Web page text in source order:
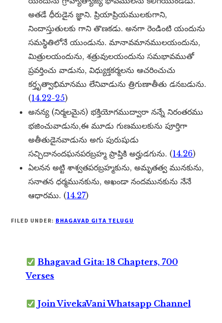
అతడే ధీరుడైన జ్ఞాని. ప్రియాప్రియములకుగాని,
నిందాస్తుతులకు గాని తొణకడు. అనగా రెండింటి యందును
సమస్థితిలోనే యుండును. మానావమానములయందును,
మిత్రులయందును, శత్రువులయందును సమభావముతో
ప్రవర్తించు వాడును, విధ్యుక్తకర్మలను ఆచరించుచు
కర్తృత్వాభిమానము లేనివాడును త్రిగుణాతీతు డనబడును.
(14.22-25)
అనన్య (నిర్మలమైన) భక్తియోగముద్వారా నన్నే నిరంతరము
భజించువాడును,ఈ మూడు గుణములకును పూర్తిగా
అతీతుడైనవాడును అగు పురుషుడు
సచ్చిదానందఘనపరబ్రహ్మ ప్రాప్తికి అర్హుడగును. (14.26)
ఏలనన అట్టి శాశ్వతపరబ్రహ్మకును, అమృతత్వ మునకును,
సనాతన ధర్మమునకును, అఖండా నందమునకును నేనే
ఆధారము. (14.27)
FILED UNDER: BHAGAVAD GITA TELUGU
Bhagavad Gita: 18 Chapters, 700
Verses
Join VivekaVani Whatsapp Channel